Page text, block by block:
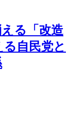
る「改造
自民党と